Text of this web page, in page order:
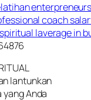
lantunkan
yang Anda